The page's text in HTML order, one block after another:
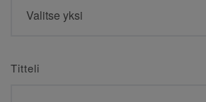
Titteli